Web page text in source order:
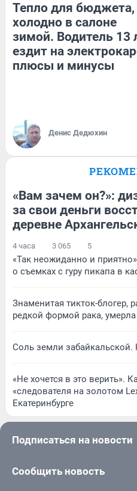
Тепло для бюджета,
холодно в салоне
зимой. Водитель 13
ездит на
плюсы и минусы
Денис Дедюхин
«Вам зачем он?»:
за свои деньги
деревне
4 часа 3 065 5
«Так неожиданно и
о съемках с гуру пикапа в
Знаменитая тикток-блогер,
редкой формой рака, умерла
Соль земли
«Не хочется в это верить».
«следователя на золотом
Екатеринбурге
Подписаться на новости
Сообщить новость